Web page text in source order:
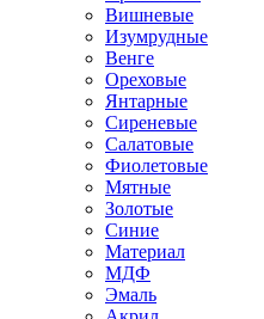
Вишневые
Изумрудные
Венге
Ореховые
Янтарные
Сиреневые
Салатовые
Фиолетовые
Мятные
Золотые
Синие
Материал
МДФ
Эмаль